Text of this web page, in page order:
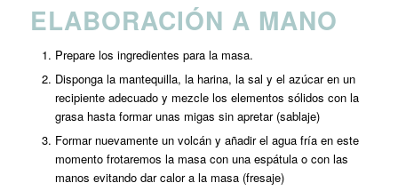
ELABORACIÓN A MANO
Prepare los ingredientes para la masa.
Disponga la mantequilla, la harina, la sal y el azúcar en un
recipiente adecuado y mezcle los elementos sólidos con la
grasa hasta formar unas migas sin apretar (sablaje)
Formar nuevamente un volcán y añadir el agua fría en este
momento frotaremos la masa con una espátula o con las
manos evitando dar calor a la masa (fresaje)